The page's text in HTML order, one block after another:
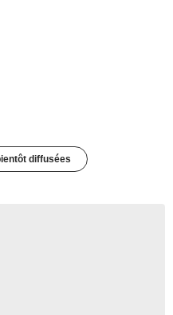
diffusées